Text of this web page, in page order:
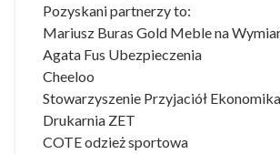
Pozyskani partnerzy to:
Mariusz Buras Gold Meble na
Agata Fus Ubezpieczenia
Cheeloo
Stowarzyszenie Przyjaciół
Drukarnia ZET
COTE odzież sportowa